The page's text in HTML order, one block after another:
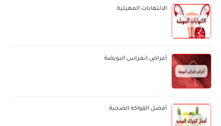
الالتهابات المهبلية
أعراض انغراس البويضة
أفضل الفواكه الصحية